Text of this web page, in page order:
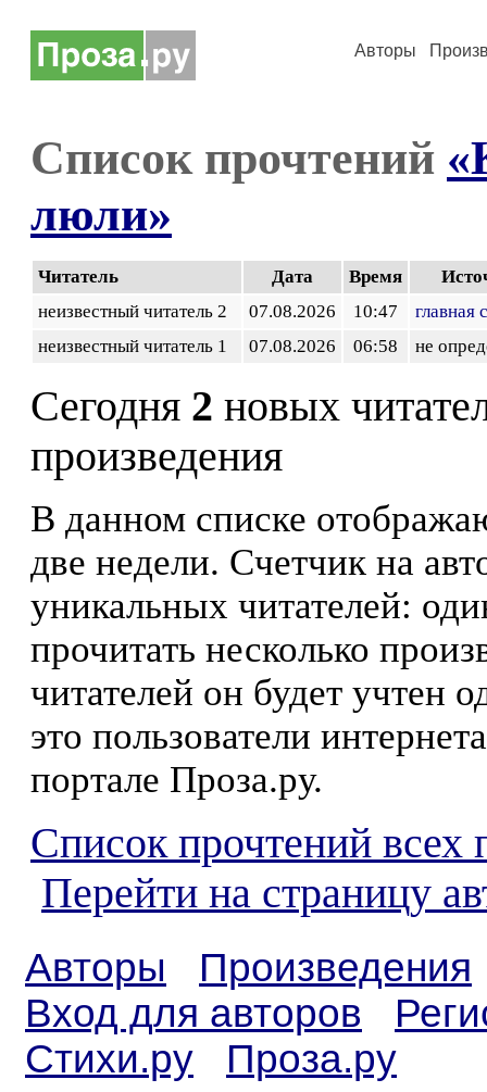
Авторы
Список прочтений
люли»
Читатель Дата Время
неизвестный читатель 2
07.08.2026 10:47
главная
неизвестный читатель 1
07.08.2026 06:58 не
Сегодня 2 новых
произведения
В данном списке
две недели. Счетчик на
уникальных читателей:
прочитать несколько
читателей он будет учтен
это пользователи
портале Проза.ру.
Список прочтений всех
Перейти на страницу
Авторы
Произведения
Вход для авторов
Стихи.ру
Проза.ру